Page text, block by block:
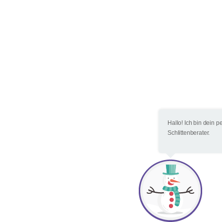
Hallo! Ich bin dein
Schlittenberater.